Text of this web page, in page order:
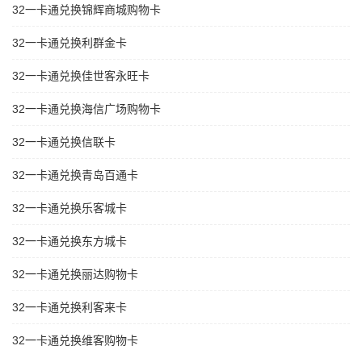
32一卡通兑换锦辉商城购物卡
32一卡通兑换利群金卡
32一卡通兑换佳世客永旺卡
32一卡通兑换海信广场购物卡
32一卡通兑换信联卡
32一卡通兑换青岛百通卡
32一卡通兑换乐客城卡
32一卡通兑换东方城卡
32一卡通兑换丽达购物卡
32一卡通兑换利客来卡
32一卡通兑换维客购物卡